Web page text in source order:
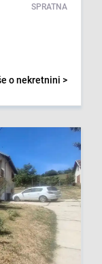
SPRATNA
o nekretnini >